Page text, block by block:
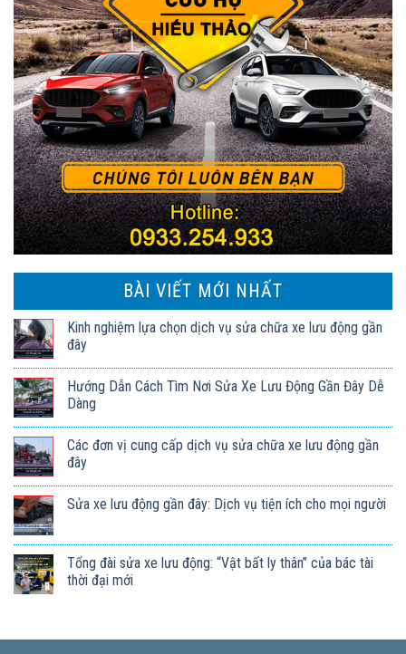
BÀI VIẾT MỚI NHẤT
Kinh nghiệm lựa chọn dịch vụ sửa chữa xe lưu động gần
đây
Hướng Dẫn Cách Tìm Nơi Sửa Xe Lưu Động Gần Đây Dễ
Dàng
Các đơn vị cung cấp dịch vụ sửa chữa xe lưu động gần
đây
Sửa xe lưu động gần đây: Dịch vụ tiện ích cho mọi người
Tổng đài sửa xe lưu động: “Vật bất ly thân” của bác tài
thời đại mới